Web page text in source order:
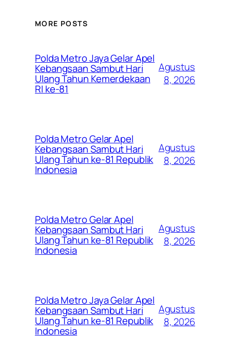
MORE POSTS
Polda Metro Jaya Gelar Apel
Kebangsaan Sambut Hari
Ulang Tahun Kemerdekaan
RI ke-81
Agustus
8, 2026
Polda Metro Gelar Apel
Kebangsaan Sambut Hari
Ulang Tahun ke-81 Republik
Indonesia
Agustus
8, 2026
Polda Metro Gelar Apel
Kebangsaan Sambut Hari
Ulang Tahun ke-81 Republik
Indonesia
Agustus
8, 2026
Polda Metro Jaya Gelar Apel
Kebangsaan Sambut Hari
Ulang Tahun ke-81 Republik
Indonesia
Agustus
8, 2026